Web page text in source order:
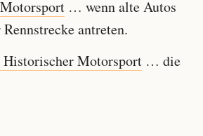
… wenn alte Autos
antreten.
Historischer Motorsport… die